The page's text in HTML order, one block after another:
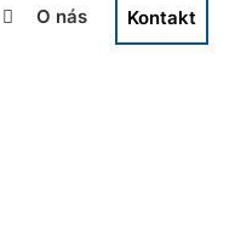
O nás Kontakt